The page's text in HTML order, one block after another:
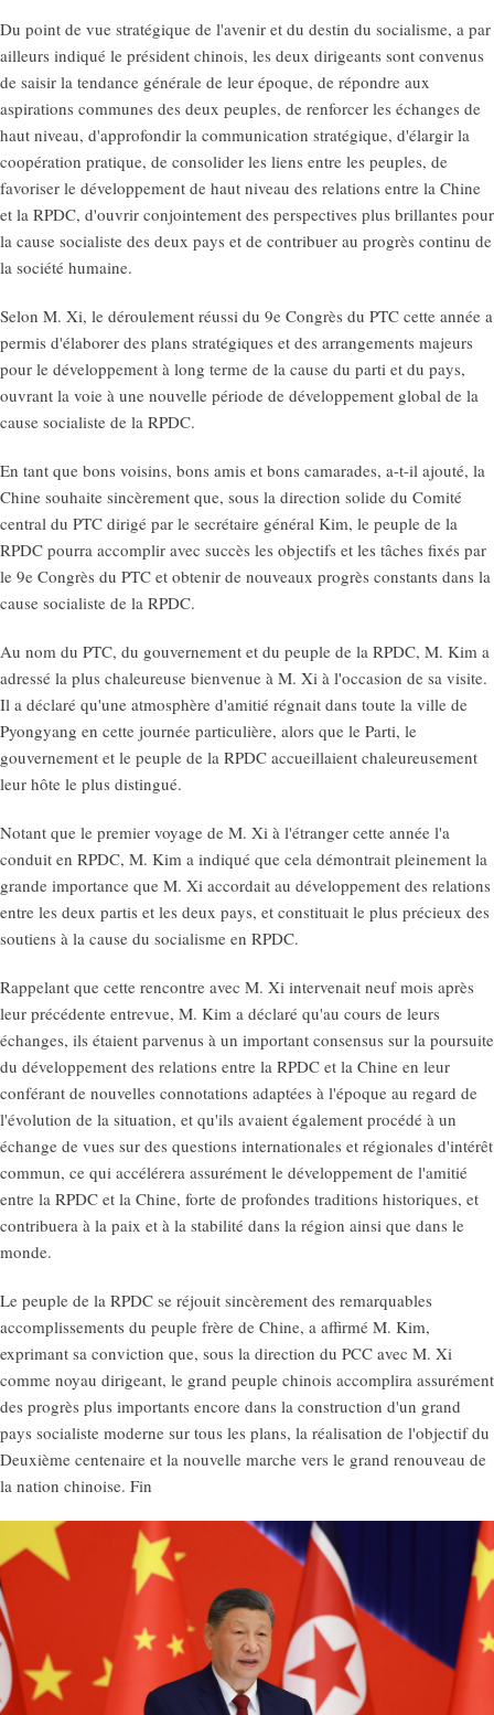
Du point de vue stratégique de l'avenir et du destin du socialisme, a par
ailleurs indiqué le président chinois, les deux dirigeants sont convenus
de saisir la tendance générale de leur époque, de répondre aux
aspirations communes des deux peuples, de renforcer les échanges de
haut niveau, d'approfondir la communication stratégique, d'élargir la
coopération pratique, de consolider les liens entre les peuples, de
favoriser le développement de haut niveau des relations entre la Chine
et la RPDC, d'ouvrir conjointement des perspectives plus brillantes pour
la cause socialiste des deux pays et de contribuer au progrès continu de
la société humaine.
Selon M. Xi, le déroulement réussi du 9e Congrès du PTC cette année a
permis d'élaborer des plans stratégiques et des arrangements majeurs
pour le développement à long terme de la cause du parti et du pays,
ouvrant la voie à une nouvelle période de développement global de la
cause socialiste de la RPDC.
En tant que bons voisins, bons amis et bons camarades, a-t-il ajouté, la
Chine souhaite sincèrement que, sous la direction solide du Comité
central du PTC dirigé par le secrétaire général Kim, le peuple de la
RPDC pourra accomplir avec succès les objectifs et les tâches fixés par
le 9e Congrès du PTC et obtenir de nouveaux progrès constants dans la
cause socialiste de la RPDC.
Au nom du PTC, du gouvernement et du peuple de la RPDC, M. Kim a
adressé la plus chaleureuse bienvenue à M. Xi à l'occasion de sa visite.
Il a déclaré qu'une atmosphère d'amitié régnait dans toute la ville de
Pyongyang en cette journée particulière, alors que le Parti, le
gouvernement et le peuple de la RPDC accueillaient chaleureusement
leur hôte le plus distingué.
Notant que le premier voyage de M. Xi à l'étranger cette année l'a
conduit en RPDC, M. Kim a indiqué que cela démontrait pleinement la
grande importance que M. Xi accordait au développement des relations
entre les deux partis et les deux pays, et constituait le plus précieux des
soutiens à la cause du socialisme en RPDC.
Rappelant que cette rencontre avec M. Xi intervenait neuf mois après
leur précédente entrevue, M. Kim a déclaré qu'au cours de leurs
échanges, ils étaient parvenus à un important consensus sur la poursuite
du développement des relations entre la RPDC et la Chine en leur
conférant de nouvelles connotations adaptées à l'époque au regard de
l'évolution de la situation, et qu'ils avaient également procédé à un
échange de vues sur des questions internationales et régionales d'intérêt
commun, ce qui accélérera assurément le développement de l'amitié
entre la RPDC et la Chine, forte de profondes traditions historiques, et
contribuera à la paix et à la stabilité dans la région ainsi que dans le
monde.
Le peuple de la RPDC se réjouit sincèrement des remarquables
accomplissements du peuple frère de Chine, a affirmé M. Kim,
exprimant sa conviction que, sous la direction du PCC avec M. Xi
comme noyau dirigeant, le grand peuple chinois accomplira assurément
des progrès plus importants encore dans la construction d'un grand
pays socialiste moderne sur tous les plans, la réalisation de l'objectif du
Deuxième centenaire et la nouvelle marche vers le grand renouveau de
la nation chinoise. Fin